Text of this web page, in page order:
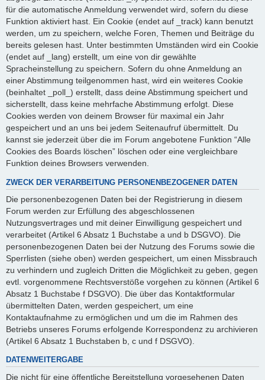
für die automatische Anmeldung verwendet wird, sofern du diese
Funktion aktiviert hast. Ein Cookie (endet auf _track) kann benutzt
werden, um zu speichern, welche Foren, Themen und Beiträge du
bereits gelesen hast. Unter bestimmten Umständen wird ein Cookie
(endet auf _lang) erstellt, um eine von dir gewählte
Spracheinstellung zu speichern. Sofern du ohne Anmeldung an
einer Abstimmung teilgenommen hast, wird ein weiteres Cookie
(beinhaltet _poll_) erstellt, dass deine Abstimmung speichert und
sicherstellt, dass keine mehrfache Abstimmung erfolgt. Diese
Cookies werden von deinem Browser für maximal ein Jahr
gespeichert und an uns bei jedem Seitenaufruf übermittelt. Du
kannst sie jederzeit über die im Forum angebotene Funktion “Alle
Cookies des Boards löschen” löschen oder eine vergleichbare
Funktion deines Browsers verwenden.
ZWECK DER VERARBEITUNG PERSONENBEZOGENER DATEN
Die personenbezogenen Daten bei der Registrierung in diesem
Forum werden zur Erfüllung des abgeschlossenen
Nutzungsvertrages und mit deiner Einwilligung gespeichert und
verarbeitet (Artikel 6 Absatz 1 Buchstabe a und b DSGVO). Die
personenbezogenen Daten bei der Nutzung des Forums sowie die
Sperrlisten (siehe oben) werden gespeichert, um einen Missbrauch
zu verhindern und zugleich Dritten die Möglichkeit zu geben, gegen
evtl. vorgenommene Rechtsverstöße vorgehen zu können (Artikel 6
Absatz 1 Buchstabe f DSGVO). Die über das Kontaktformular
übermittelten Daten, werden gespeichert, um eine
Kontaktaufnahme zu ermöglichen und um die im Rahmen des
Betriebs unseres Forums erfolgende Korrespondenz zu archivieren
(Artikel 6 Absatz 1 Buchstaben b, c und f DSGVO).
DATENWEITERGABE
Die nicht für eine öffentliche Bereitstellung vorgesehenen Daten